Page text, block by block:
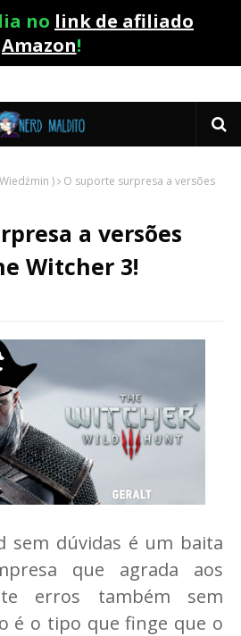
no link de afiliado
Amazon!
)
O suporte surpresa a versões
a versões
Witcher 3!
sem dúvidas é um baita
que agrada aos
erros também sem
é o tipo que finge que o